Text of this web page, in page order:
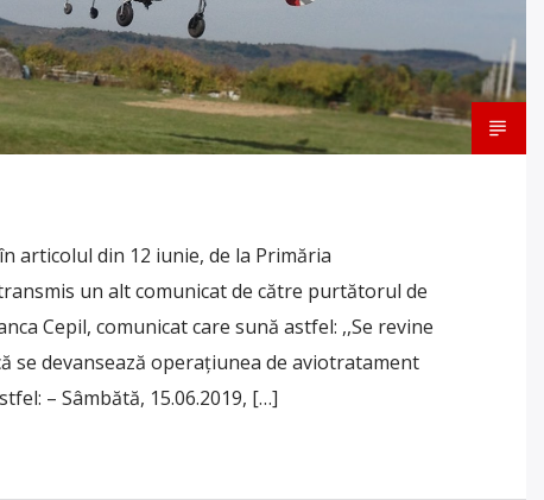
articolul din 12 iunie, de la Primăria
un alt comunicat de către purtătorul de
Cepil, comunicat care sună astfel: ,,Se revine
se devansează operațiunea de aviotratament
– Sâmbătă, 15.06.2019, […]